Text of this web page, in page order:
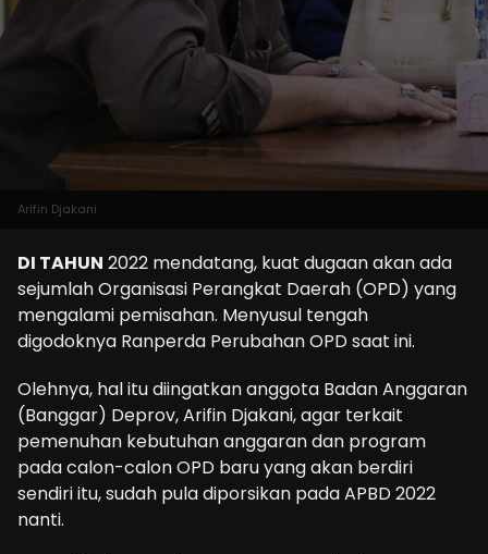
Arifin Djakani
DI TAHUN 2022 mendatang, kuat dugaan akan ada
sejumlah Organisasi Perangkat Daerah (OPD) yang
mengalami pemisahan. Menyusul tengah
digodoknya Ranperda Perubahan OPD saat ini.
Olehnya, hal itu diingatkan anggota Badan Anggaran
(Banggar) Deprov, Arifin Djakani, agar terkait
pemenuhan kebutuhan anggaran dan program
pada calon-calon OPD baru yang akan berdiri
sendiri itu, sudah pula diporsikan pada APBD 2022
nanti.